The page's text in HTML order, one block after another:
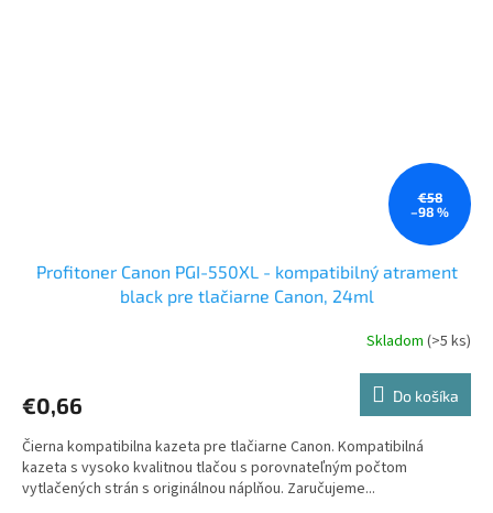
€58
–98 %
Profitoner Canon PGI-550XL - kompatibilný atrament
black pre tlačiarne Canon, 24ml
Skladom (>5 ks)
€0,66 Do košíka
Čierna kompatibilna kazeta pre tlačiarne Canon. Kompatibilná
kazeta s vysoko kvalitnou tlačou s porovnateľným počtom
vytlačených strán s originálnou náplňou. Zaručujeme...